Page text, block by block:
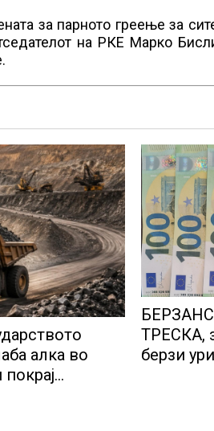
за парното греење за
на РКЕ Марко
алка во
покрај
ТРЕСКА,
берзи